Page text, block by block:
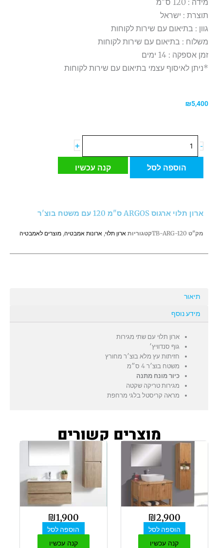
מידה : 120 ס"מ
תוצרת : ישראל
גוון : בתיאום עם שירות לקוחות
משלוח : בתיאום עם שירות לקוחות
זמן אספקה : 14 ימים
*ניתן לאיסוף עצמי בתיאום עם שירות לקוחות
₪5,400
-
של
120
משטח
+
הוספה לסל קנה עכשיו
ארון תלוי ארגוס ARGOS ס"מ 120 עם משטח בוצ'ר
מק"ט TB-ARG-120קטגוריות ארון תלוי, ארונות אמבטיה, מוצרים לאמבטיה
תיאור
מידע נוסף
ארון תלוי עם שתי מגירות
גוף סנדוויץ׳
חזיתות עץ מלא בוצ׳ר מחורץ
משטח בוצ׳ר 4 ס״מ
כיור מונח מתנה
מגירות טריקה שקטה
מראה קריסטל בלגי מרחפת
מוצרים קשורים
₪2,900
הוספה לסל
קנה עכשיו
₪1,900
הוספה לסל
קנה עכשיו